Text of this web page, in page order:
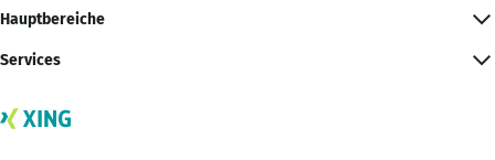
Hauptbereiche
Services